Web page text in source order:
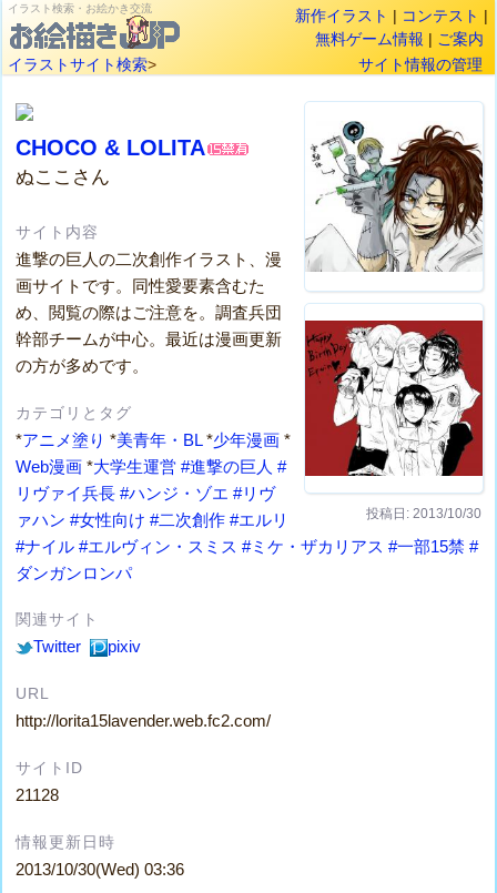
イラスト検索・お絵かき交流 新作イラスト | コンテスト |
無料ゲーム情報 | ご案内
イラストサイト検索> サイト情報の管理
投稿日: 2013/10/30
CHOCO & LOLITA
ぬここさん
サイト内容
進撃の巨人の二次創作イラスト、漫
画サイトです。同性愛要素含むた
め、閲覧の際はご注意を。調査兵団
幹部チームが中心。最近は漫画更新
の方が多めです。
カテゴリとタグ
*アニメ塗り *美青年・BL*少年漫画 *
Web漫画 *大学生運営 #進撃の巨人 #
リヴァイ兵長 #ハンジ・ゾエ #リヴ
ァハン #女性向け #二次創作 #エルリ
#ナイル #エルヴィン・スミス #ミケ・ザカリアス #一部15禁 #
ダンガンロンパ
関連サイト
Twitter pixiv
URL
http://lorita15lavender.web.fc2.com/
サイトID
21128
情報更新日時
2013/10/30(Wed) 03:36